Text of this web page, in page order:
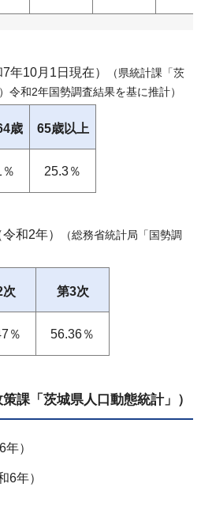
年10月1日現在）
（県統計課「茨
令和2年国勢調査結果を基に推計）
歳 65歳以上
25.3％
和2年）
（総務省統計局「国勢調
次 第3次
％ 56.36％
策課「茨城県人口動態統計」）
）
6年）